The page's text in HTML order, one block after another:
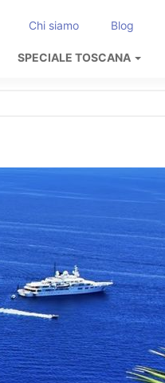
Chi siamo Blog
SPECIALE TOSCANA